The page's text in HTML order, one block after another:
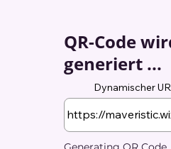
QR-Code
generiert ...
Dynamischer